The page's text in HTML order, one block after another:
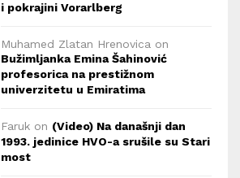
i pokrajini Vorarlberg
Muhamed Zlatan Hrenovica on
Bužimljanka Emina Šahinović
profesorica na prestižnom
univerzitetu u Emiratima
Faruk on (Video) Na današnji dan
1993. jedinice HVO-a srušile su Stari
most